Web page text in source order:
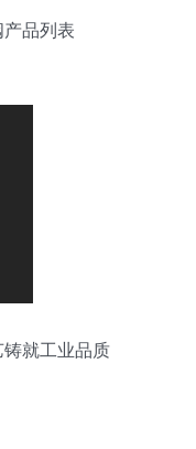
品列表
就工业品质